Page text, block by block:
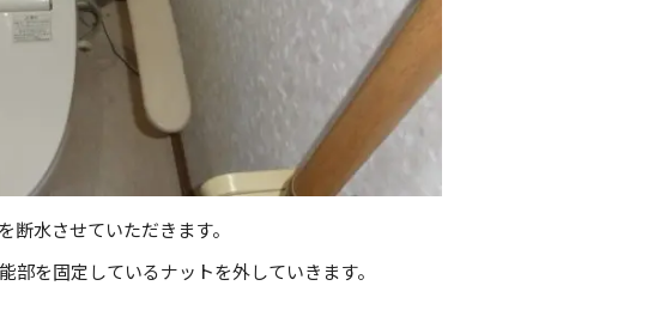
断水させていただきます。
を固定しているナットを外していきます。